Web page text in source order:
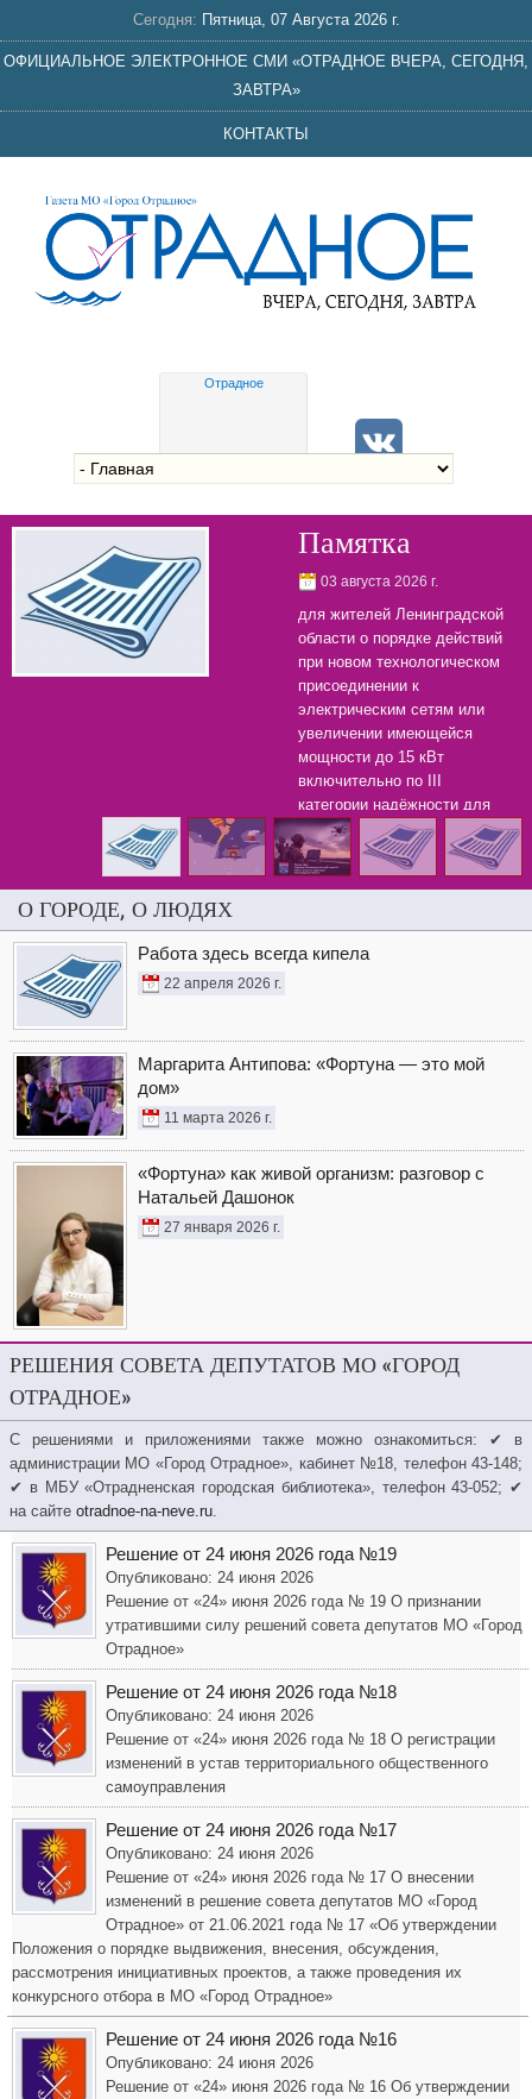
Сегодня: Пятница, 07 Августа 2026 г.
ОФИЦИАЛЬНОЕ ЭЛЕКТРОННОЕ СМИ «ОТРАДНОЕ ВЧЕРА, СЕГОДНЯ,
ЗАВТРА»
КОНТАКТЫ
Отрадное
Памятка
03 августа 2026 г.
для жителей Ленинградской
области о порядке действий
при новом технологическом
присоединении к
электрическим сетям или
увеличении имеющейся
мощности до 15 кВт
включительно по III
категории надёжности для
бытовых нужд.
О ГОРОДЕ, О ЛЮДЯХ
Работа здесь всегда кипела
22 апреля 2026 г.
Маргарита Антипова: «Фортуна — это мой
дом»
11 марта 2026 г.
«Фортуна» как живой организм: разговор с
Натальей Дашонок
27 января 2026 г.
РЕШЕНИЯ СОВЕТА ДЕПУТАТОВ МО «ГОРОД
ОТРАДНОЕ»
С решениями и приложениями также можно ознакомиться: ✔ в
администрации МО «Город Отрадное», кабинет №18, телефон 43-148;
✔ в МБУ «Отрадненская городская библиотека», телефон 43-052; ✔
на сайте otradnoe-na-neve.ru.
Решение от 24 июня 2026 года №19
Опубликовано: 24 июня 2026
Решение от «24» июня 2026 года № 19 О признании
утратившими силу решений совета депутатов МО «Город
Отрадное»
Решение от 24 июня 2026 года №18
Опубликовано: 24 июня 2026
Решение от «24» июня 2026 года № 18 О регистрации
изменений в устав территориального общественного
самоуправления
Решение от 24 июня 2026 года №17
Опубликовано: 24 июня 2026
Решение от «24» июня 2026 года № 17 О внесении
изменений в решение совета депутатов МО «Город
Отрадное» от 21.06.2021 года № 17 «Об утверждении
Положения о порядке выдвижения, внесения, обсуждения,
рассмотрения инициативных проектов, а также проведения их
конкурсного отбора в МО «Город Отрадное»
Решение от 24 июня 2026 года №16
Опубликовано: 24 июня 2026
Решение от «24» июня 2026 года № 16 Об утверждении